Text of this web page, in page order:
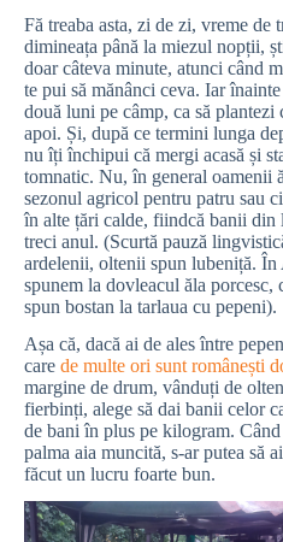
Fă treaba asta, zi de zi, vreme de
dimineața până la miezul nopții,
doar câteva minute, atunci când
te pui să mănânci ceva. Iar
două luni pe câmp, ca să plantezi
apoi. Și, după ce termini lunga
nu îți închipui că mergi acasă și
tomnatic. Nu, în general oamenii
sezonul agricol pentru patru sau
în alte țări calde, fiindcă banii din
treci anul. (Scurtă pauză
ardelenii, oltenii spun lubeniță. În
spunem la dovleacul ăla porcesc,
spun bostan la tarlaua cu pepeni).
Așa că, dacă ai de ales între
care de multe ori sunt românești
margine de drum, vânduți de
fierbinți, alege să dai banii celor
de bani în plus pe kilogram.
palma aia muncită, s-ar putea să
făcut un lucru foarte bun.